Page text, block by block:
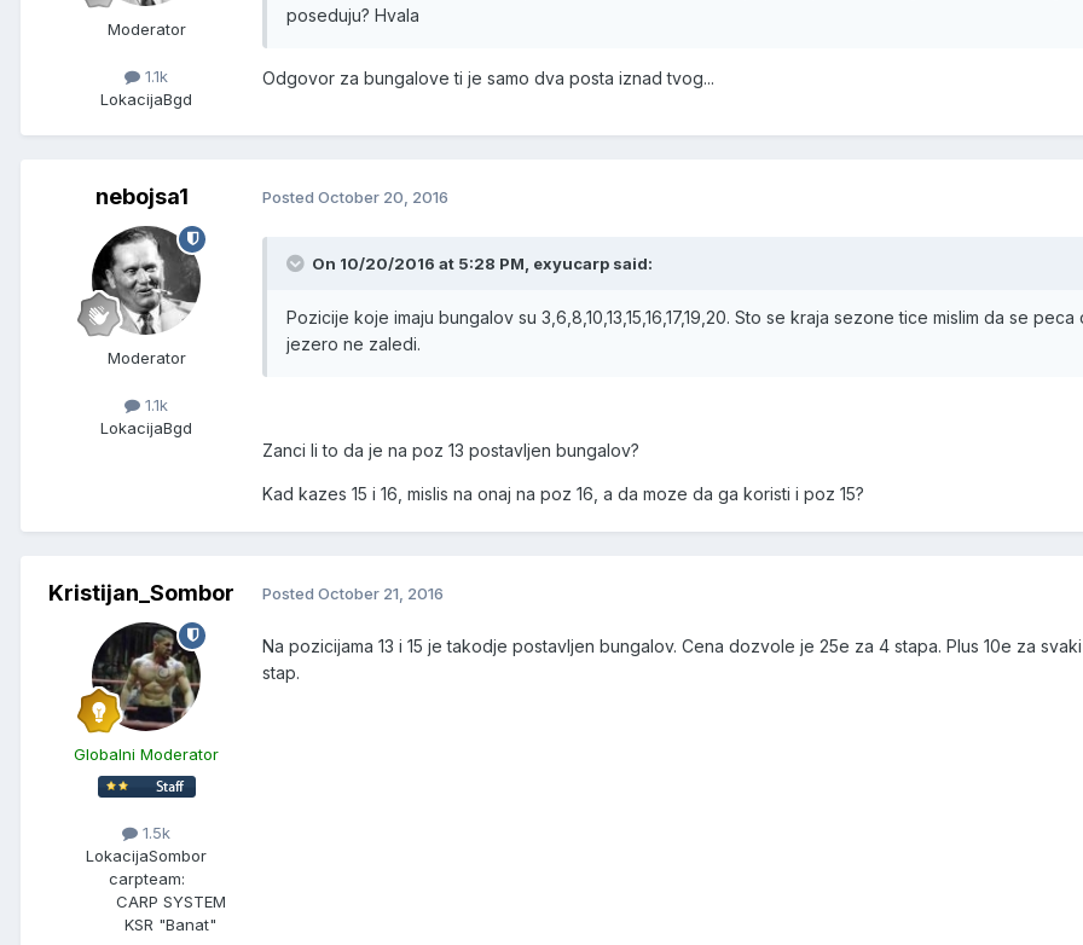
Moderator
1.1k
LokacijaBgd
poseduju? Hvala
Odgovor za bungalove ti je samo dva posta iznad tvog...
nebojsa1
Moderator
1.1k
LokacijaBgd
Posted October 20, 2016
On 10/20/2016 at 5:28 PM, exyucarp said:
Pozicije koje imaju bungalov su 3,6,8,10,13,15,16,17,19,20. Sto se kraja sezone tice mislim da se peca
jezero ne zaledi.
Zanci li to da je na poz 13 postavljen bungalov?
Kad kazes 15 i 16, mislis na onaj na poz 16, a da moze da ga koristi i poz 15?
Kristijan_Sombor
Globalni Moderator
1.5k
LokacijaSombor
carpteam:
CARP SYSTEM
KSR "Banat"
Posted October 21, 2016
Na pozicijama 13 i 15 je takodje postavljen bungalov. Cena dozvole je 25e za 4 stapa. Plus 10e za
stap.